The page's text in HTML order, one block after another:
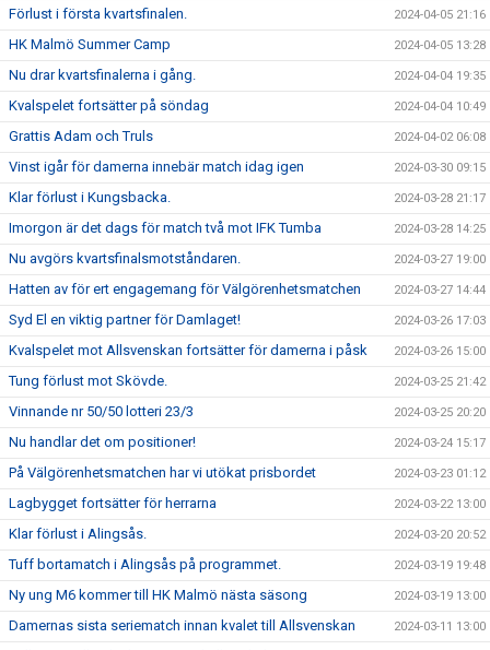
Förlust i första kvartsfinalen. 2024-04-05 21:16
HK Malmö Summer Camp 2024-04-05 13:28
Nu drar kvartsfinalerna i gång. 2024-04-04 19:35
Kvalspelet fortsätter på söndag 2024-04-04 10:49
Grattis Adam och Truls 2024-04-02 06:08
Vinst igår för damerna innebär match idag igen 2024-03-30 09:15
Klar förlust i Kungsbacka. 2024-03-28 21:17
Imorgon är det dags för match två mot IFK Tumba 2024-03-28 14:25
Nu avgörs kvartsfinalsmotståndaren. 2024-03-27 19:00
Hatten av för ert engagemang för Välgörenhetsmatchen 2024-03-27 14:44
Syd El en viktig partner för Damlaget! 2024-03-26 17:03
Kvalspelet mot Allsvenskan fortsätter för damerna i påsk 2024-03-26 15:00
Tung förlust mot Skövde. 2024-03-25 21:42
Vinnande nr 50/50 lotteri 23/3 2024-03-25 20:20
Nu handlar det om positioner! 2024-03-24 15:17
På Välgörenhetsmatchen har vi utökat prisbordet 2024-03-23 01:12
Lagbygget fortsätter för herrarna 2024-03-22 13:00
Klar förlust i Alingsås. 2024-03-20 20:52
Tuff bortamatch i Alingsås på programmet. 2024-03-19 19:48
Ny ung M6 kommer till HK Malmö nästa säsong 2024-03-19 13:00
Damernas sista seriematch innan kvalet till Allsvenskan 2024-03-11 13:00